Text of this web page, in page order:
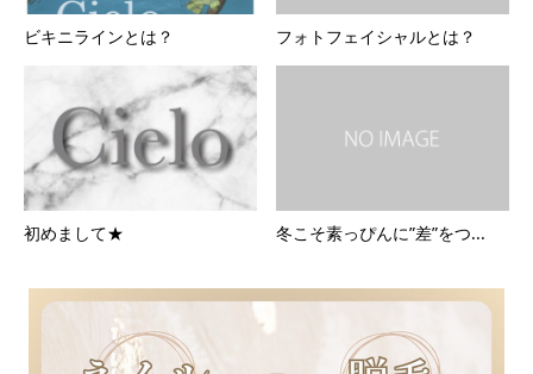
ビキニラインとは？ フォトフェイシャルとは？
初めまして★ 冬こそ素っぴんに”差”をつ...